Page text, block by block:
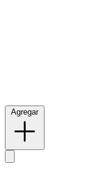
Agregar